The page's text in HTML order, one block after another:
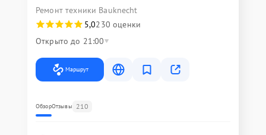
Ремонт техники Bauknecht
5,0230 оценки
Открыто до 21:00
Маршрут
ОбзорОтзывы 210